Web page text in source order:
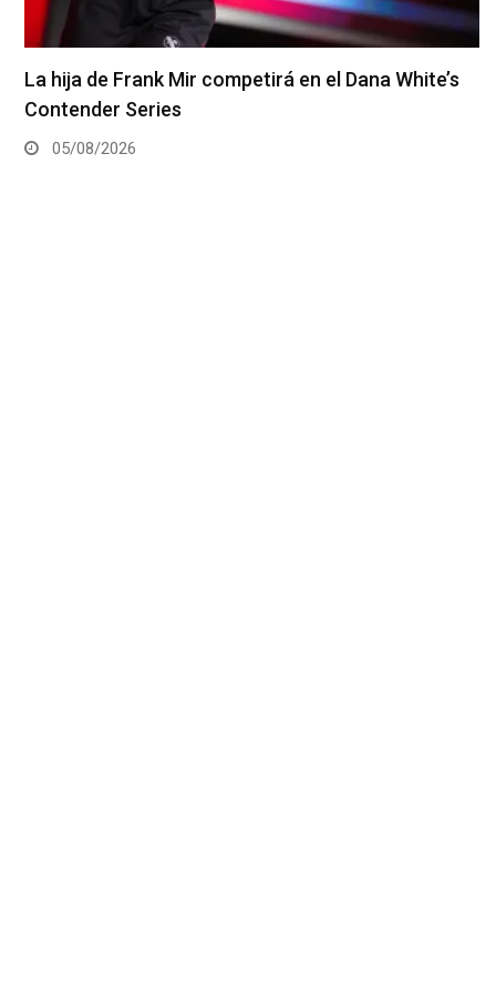
La hija de Frank Mir competirá en el Dana White’s
Contender Series
05/08/2026